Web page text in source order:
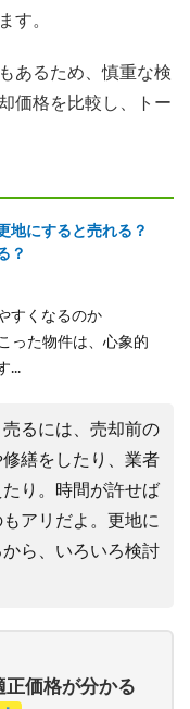
す。
あるため、慎重な検
価格を比較し、トー
地にすると売れる？
？
すくなるのか
った物件は、心象的
...
るには、売却前の
繕をしたり、業者
り。時間が許せば
アリだよ。更地に
ら、いろいろ検討
正価格が分かる